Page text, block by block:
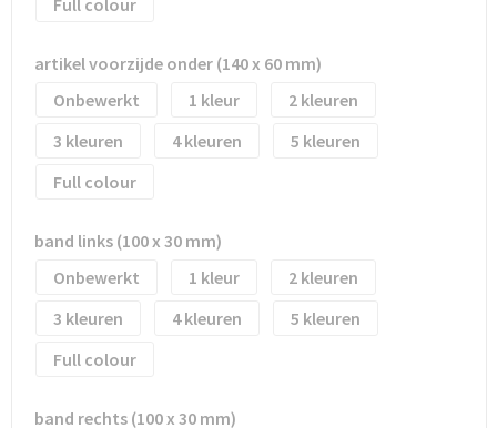
Reistassen
Reistassensets
Schoudertassen
Sporttassen
Veiligheidsvesten en Veiligheidshesjes
Vesten
Ademhalingsbescherming
Valbeveiliging
Full colour
artikel voorzijde onder (140 x 60 mm)
Onbewerkt
1
2
3
4
5
Full colour
band links (100 x 30 mm)
Onbewerkt
1
2
3
4
5
Full colour
band rechts (100 x 30 mm)